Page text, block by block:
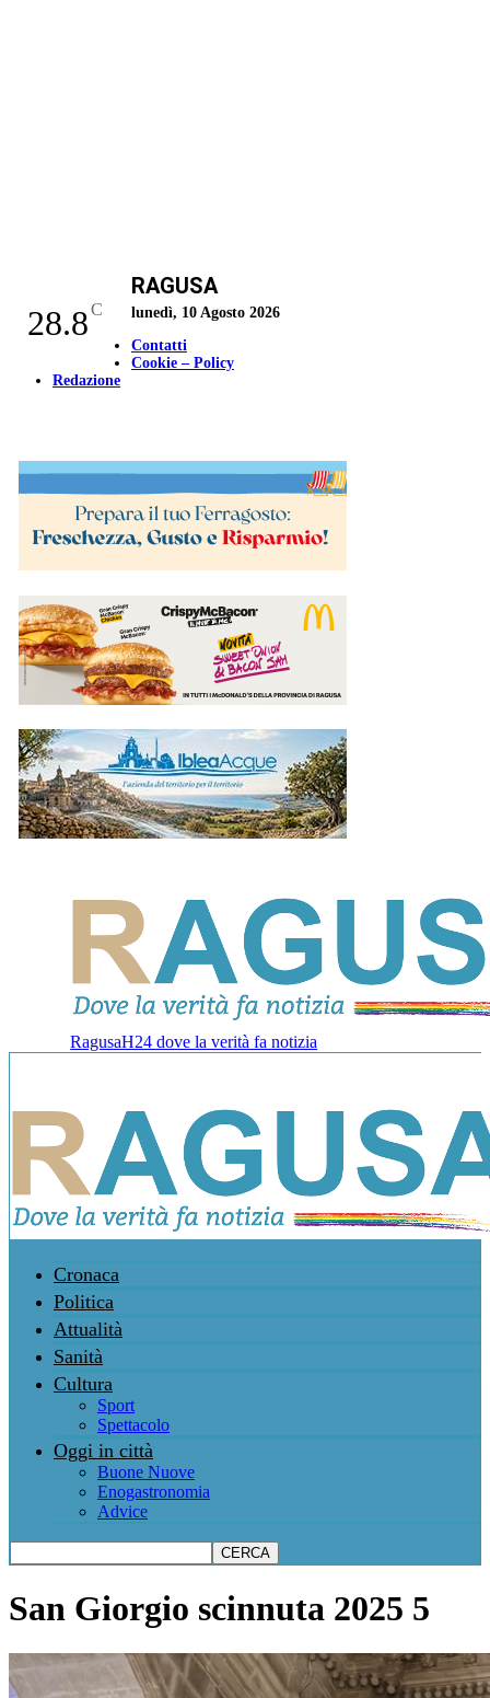
28.8C
RAGUSA
lunedì, 10 Agosto 2026
Contatti
Cookie – Policy
Redazione
RagusaH24 dove la verità fa notizia
Cronaca
Politica
Attualità
Sanità
Cultura
Sport
Spettacolo
Oggi in città
Buone Nuove
Enogastronomia
Advice
San Giorgio scinnuta 2025 5